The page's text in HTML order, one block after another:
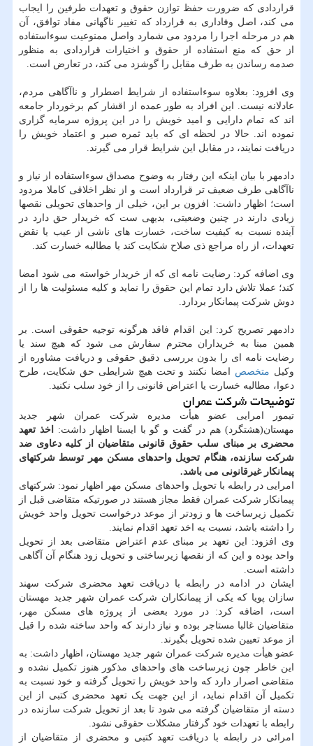
قراردادی که ضرورت حفظ توازن حقوق و تعهدات طرفین را ایجاب
می کند، اصل وفاداری به قرارداد که تغییر ناگهانی مفاد توافق، آن
هم در مرحله اجرا را مردود می شمارد واصل ممنوعیت سوءاستفاده
از حق که منع استفاده از حقوق و اختیارات قراردادی به منظور
صدمه رساندن به طرف مقابل را گوشزد می کند، در تعارض است.
وی افزود: بعلاوه سوءاستفاده از شرایط اضطرار و ناآگاهی مردم،
عادلانه نیست. این افراد به طور عمده از اقشار کم برخوردار جامعه
اند که تمام دارایی و امید خویش را در این پروژه سرمایه گزاری
نموده اند. حالا در لحظه ای که باید ثمره صبر و اعتماد خویش را
دریافت نمایند، در مقابل این شرایط قرار می گیرند.
دادمهر با بیان اینکه این رفتار به وضوح مصداق سوءاستفاده از نیاز و
ناآگاهی طرف ضعیف تر قرارداد است و از نظر اخلاقی کاملا مردود
است؛ اظهار داشت: افزون بر این، خیلی از واحدهای تحویلی نقصها
زیادی دارند در چنین وضعیتی، بدیهی ست که خریدار حق دارد در
آینده نسبت به کیفیت ساخت، خسارت های ناشی از عیب یا نقض
تعهدات، از راه مراجع ذی صلاح شکایت کند یا مطالبه خسارت کند.
وی اضافه کرد: رضایت نامه ای که از خریدار خواسته می شود امضا
کند؛ عملا تلاش دارد تمام این حقوق را نماید و کلیه مسئولیت ها را از
دوش شرکت پیمانکار بردارد.
دادمهر تصریح کرد: این اقدام فاقد هرگونه توجیه حقوقی است. بر
همین مبنا به خریداران محترم سفارش می شود که هیچ سند یا
رضایت نامه ای را بدون بررسی دقیق حقوقی و دریافت مشاوره از
وکیل متخصص امضا نکنند و تحت هیچ شرایطی حق شکایت، طرح
دعوا، مطالبه خسارت یا اعتراض قانونی را از خود سلب نکنید.
توضیحات شرکت عمران
تیمور امرایی عضو هیأت مدیره شرکت عمران شهر جدید
مهستان(هشتگرد) هم در گفت و گو با ایسنا اظهار داشت:
اخذ تعهد
محضری بر مبنای سلب حقوق قانونی متقاضیان از کلیه دعاوی ضد
شرکت سازنده، هنگام تحویل واحدهای مسکن مهر توسط شرکتهای
پیمانکار غیرقانونی می باشد.
امرایی در رابطه با تحویل واحدهای مسکن مهر اظهار نمود: شرکتهای
پیمانکار شرکت عمران فقط مجاز هستند در صورتیکه متقاضی قبل از
تکمیل زیرساخت ها و زودتر از موعد درخواست تحویل واحد خویش
را داشته باشد، نسبت به اخد تعهد اقدام نمایند.
وی افزود: این تعهد بر مبنای عدم اعتراض متقاضی بعد از تحویل
واحد بوده و این که از نقصها زیرساختی و تحویل زود هنگام آن آگاهی
داشته است.
ایشان در ادامه در رابطه با دریافت تعهد محضری شرکت سهند
سازان پویا که یکی از پیمانکاران شرکت عمران شهر جدید مهستان
است، اضافه کرد: در مورد بعضی از پروژه های مسکن مهر،
متقاضیان غالبا مستاجر بوده و نیاز دارند که واحد ساخته شده را قبل
از موعد تعیین شده تحویل بگیرند.
عضو هیأت مدیره شرکت عمران شهر جدید مهستان، اظهار داشت: به
این خاطر چون زیرساخت های واحدهای مذکور هنوز تکمیل نشده و
متقاضی اصرار دارد که واحد خویش را تحویل گرفته و خود نسبت به
تکمیل آن اقدام نماید، از این جهت یک تعهد محضری کتبی از این
دسته از متقاضیان گرفته می شود تا بعد از تحویل شرکت سازنده در
رابطه با تعهدات خود گرفتار مشکلات حقوقی نشود.
امرائی در رابطه با دریافت تعهد کتبی و محضری از متقاضیان از